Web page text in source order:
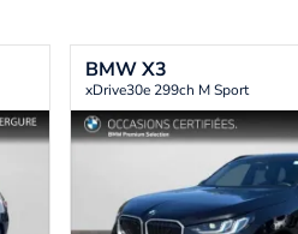
BMWX3
xDrive30e 299ch M Sport